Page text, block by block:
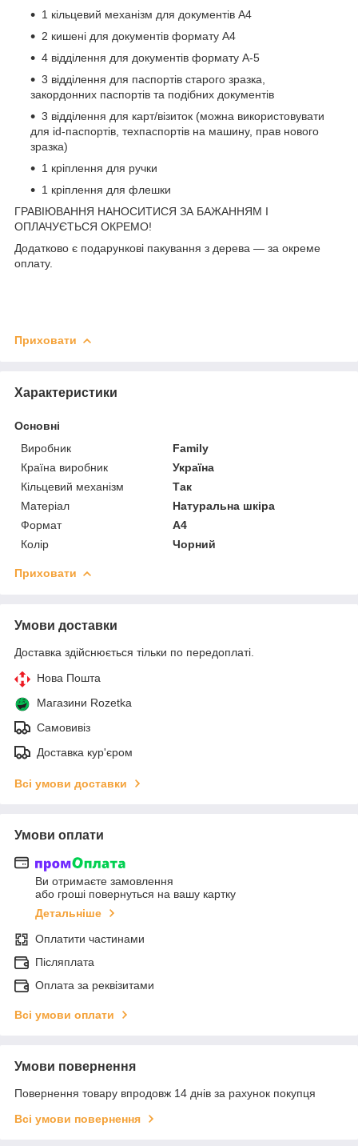
1 кільцевий механізм для документів А4
2 кишені для документів формату А4
4 відділення для документів формату А-5
3 відділення для паспортів старого зразка,
закордонних паспортів та подібних документів
3 відділення для карт/візиток (можна використовувати
для id-паспортів, техпаспортів на машину, прав нового
зразка)
1 кріплення для ручки
1 кріплення для флешки
ГРАВІЮВАННЯ НАНОСИТИСЯ ЗА БАЖАННЯМ І
ОПЛАЧУЄТЬСЯ ОКРЕМО!
Додатково є подарункові пакування з дерева — за окреме
оплату.
Приховати
Характеристики
Основні
Виробник
Family
Країна виробник
Україна
Кільцевий механізм
Так
Матеріал
Натуральна шкіра
Формат
A4
Колір
Чорний
Приховати
Умови доставки
Доставка здійснюється тільки по передоплаті.
Нова Пошта
Магазини Rozetka
Самовивіз
Доставка кур'єром
Всі умови доставки
Умови оплати
Ви отримаєте замовлення
або гроші повернуться на вашу картку
Детальніше
Оплатити частинами
Післяплата
Оплата за реквізитами
Всі умови оплати
Умови повернення
Повернення товару впродовж 14 днів за рахунок покупця
Всі умови повернення